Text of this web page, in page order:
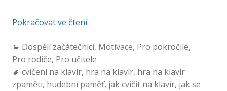
Pokračovat ve čtení
Dospělí začátečníci, Motivace, Pro pokročilé,
Pro rodiče, Pro učitele
cvičení na klavír, hra na klavír, hra na klavír
zpaměti, hudební paměť, jak cvičit na klavír, jak se